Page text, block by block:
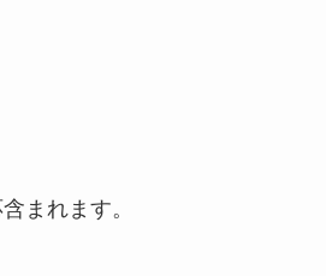
まれます。